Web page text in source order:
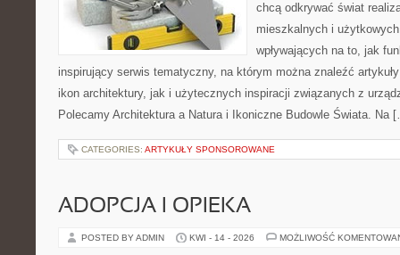
chcą odkrywać świat
mieszkalnych i
wpływających na to, jak
inspirujący serwis tematyczny, na którym można znaleźć
ikon architektury, jak i użytecznych inspiracji związanych z
Polecamy Architektura a Natura i Ikoniczne Budowle Świata. Na
CATEGORIES: ARTYKUŁY SPONSOROWANE
ADOPCJA I OPIEKA
POSTED BY ADMIN KWI - 14 - 2026 MOŻLIWOŚĆ